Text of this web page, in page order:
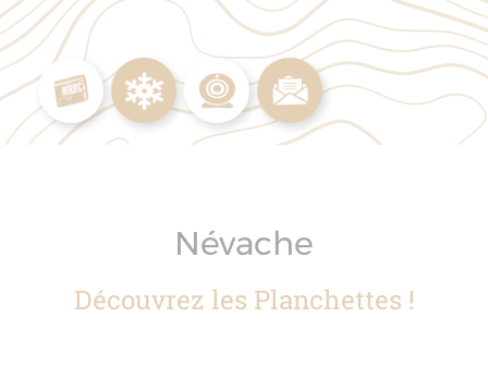
Névache
Découvrez les Planchettes !